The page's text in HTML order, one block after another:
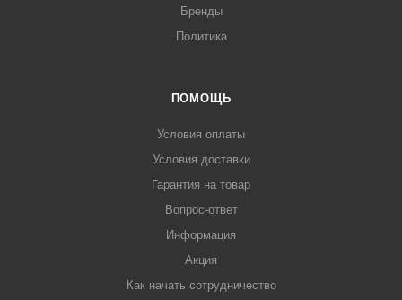
Бренды
Политика
ПОМОЩЬ
Условия оплаты
Условия доставки
Гарантия на товар
Вопрос-ответ
Информация
Акция
Как начать сотрудничество